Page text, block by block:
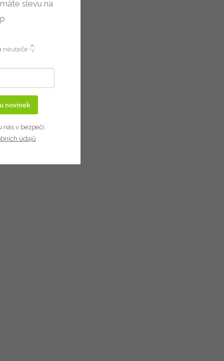
slevu na
👇
novinek
nás v bezpečí.
údajů